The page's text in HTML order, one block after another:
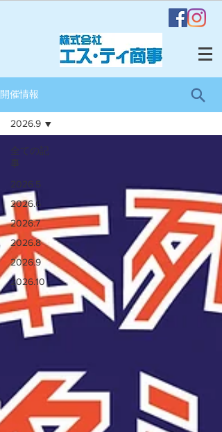
開催情報
全ての記
事
2026.5
2026.6
2026.7
2026.8
2026.9
2026.10
2026.9